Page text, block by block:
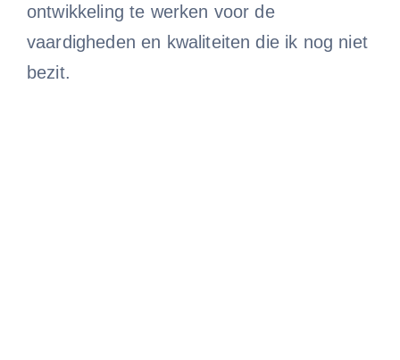
ontwikkeling te werken voor de
vaardigheden en kwaliteiten die ik nog niet
bezit.